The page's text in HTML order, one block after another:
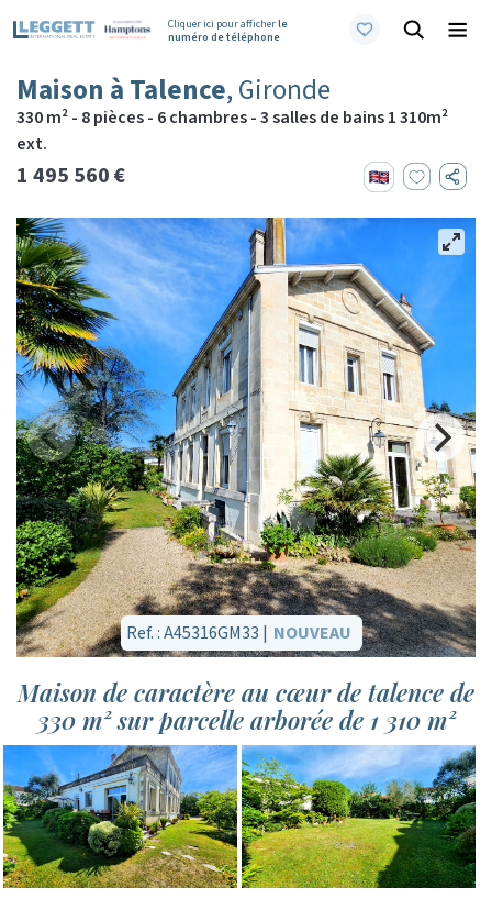
Cliquer ici pour afficherle
numéro de téléphone
Maison à Talence, Gironde
330 m² - 8 pièces - 6 chambres - 3 salles de bains 1 310m²
ext.
1 495 560 €
Ref. : A45316GM33 | NOUVEAU
Maison de caractère au cœur de talence de
330 m² sur parcelle arborée de 1 310 m²